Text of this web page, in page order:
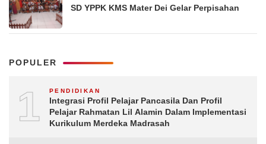
SD YPPK KMS Mater Dei Gelar Perpisahan
POPULER
1 PENDIDIKAN
Integrasi Profil Pelajar Pancasila Dan Profil
Pelajar Rahmatan Lil Alamin Dalam Implementasi
Kurikulum Merdeka Madrasah